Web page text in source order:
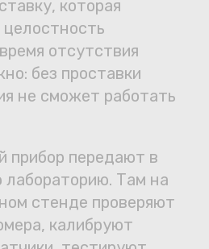
которая
отсутствия
без проставки
не сможет работать
прибор передают в
лабораторию. Там на
стенде проверяют
калибруют